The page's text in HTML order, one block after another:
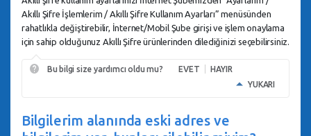
Akıllı Şifre İşlemlerim / Akıllı Şifre Kullanım Ayarları” menüsünden
rahatlıkla değiştirebilir, İnternet/Mobil Şube girişi ve işlem onaylama
için sahip olduğunuz Akıllı Şifre ürünlerinden dilediğinizi seçebilirsiniz.
Bu bilgi size yardımcı oldu mu? EVET
HAYIR
YUKARI
Bilgilerim alanında eski adres ve